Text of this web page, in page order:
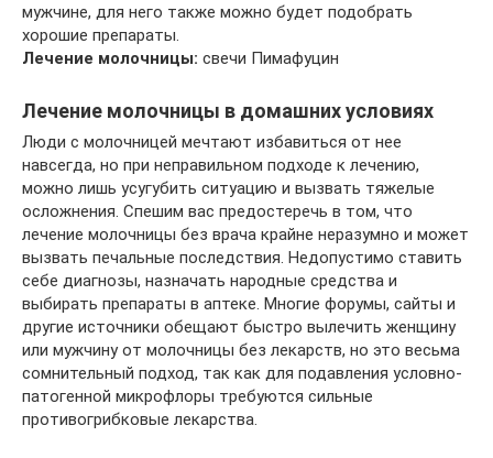
мужчине, для него также можно будет подобрать
хорошие препараты.
Лечение молочницы: свечи Пимафуцин
Лечение молочницы в домашних условиях
Люди с молочницей мечтают избавиться от нее
навсегда, но при неправильном подходе к лечению,
можно лишь усугубить ситуацию и вызвать тяжелые
осложнения. Спешим вас предостеречь в том, что
лечение молочницы без врача крайне неразумно и может
вызвать печальные последствия. Недопустимо ставить
себе диагнозы, назначать народные средства и
выбирать препараты в аптеке. Многие форумы, сайты и
другие источники обещают быстро вылечить женщину
или мужчину от молочницы без лекарств, но это весьма
сомнительный подход, так как для подавления условно-
патогенной микрофлоры требуются сильные
противогрибковые лекарства.